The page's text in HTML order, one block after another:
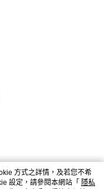
方式之詳情，及若您不希
設定，請參閱本網站「 隱私